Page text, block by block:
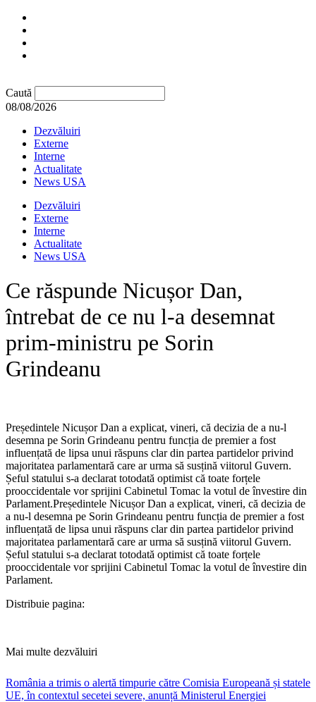
Caută
08/08/2026
Dezvăluiri
Externe
Interne
Actualitate
News USA
Dezvăluiri
Externe
Interne
Actualitate
News USA
Ce răspunde Nicușor Dan,
întrebat de ce nu l-a desemnat
prim-ministru pe Sorin
Grindeanu
Președintele Nicușor Dan a explicat, vineri, că decizia de a nu-l
desemna pe Sorin Grindeanu pentru funcția de premier a fost
influențată de lipsa unui răspuns clar din partea partidelor privind
majoritatea parlamentară care ar urma să susțină viitorul Guvern.
Șeful statului s-a declarat totodată optimist că toate forțele
prooccidentale vor sprijini Cabinetul Tomac la votul de învestire din
Parlament.​Președintele Nicușor Dan a explicat, vineri, că decizia de
a nu-l desemna pe Sorin Grindeanu pentru funcția de premier a fost
influențată de lipsa unui răspuns clar din partea partidelor privind
majoritatea parlamentară care ar urma să susțină viitorul Guvern.
Șeful statului s-a declarat totodată optimist că toate forțele
prooccidentale vor sprijini Cabinetul Tomac la votul de învestire din
Parlament.
Distribuie pagina:
Mai multe dezvăluiri
România a trimis o alertă timpurie către Comisia Europeană și statele
UE, în contextul secetei severe, anunță Ministerul Energiei